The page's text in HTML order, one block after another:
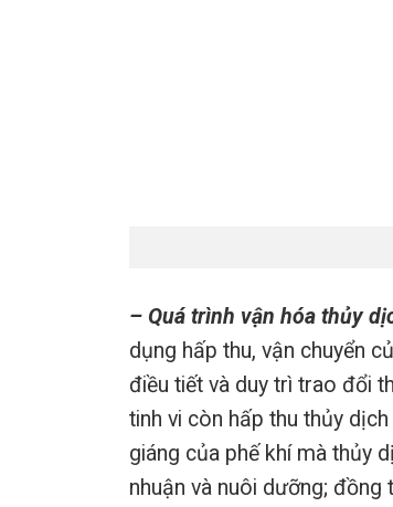
– Quá trình vận hóa thủy
dụng hấp thu, vận chuyển
điều tiết và duy trì trao đổi
tinh vi còn hấp thu thủy
giáng của phế khí mà thủy
nhuận và nuôi dưỡng;